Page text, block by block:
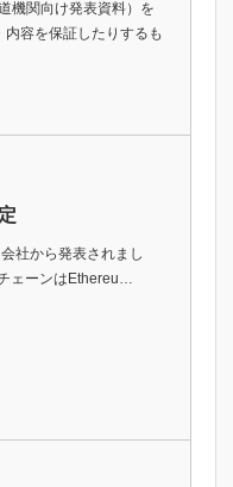
機関向け発表資料）を
容を保証したりするも
社から発表されまし
ェーンはEthereu…